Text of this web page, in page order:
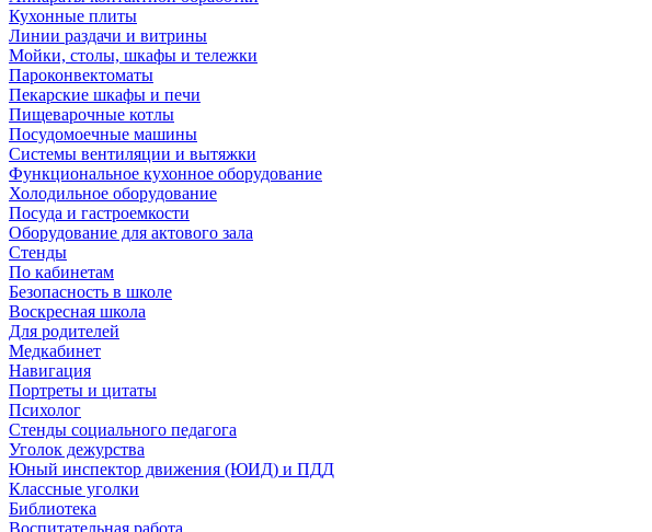
Кухонные плиты
Линии раздачи и витрины
Мойки, столы, шкафы и тележки
Пароконвектоматы
Пекарские шкафы и печи
Пищеварочные котлы
Посудомоечные машины
Системы вентиляции и вытяжки
Функциональное кухонное оборудование
Холодильное оборудование
Посуда и гастроемкости
Оборудование для актового зала
Стенды
По кабинетам
Безопасность в школе
Воскресная школа
Для родителей
Медкабинет
Навигация
Портреты и цитаты
Психолог
Стенды социального педагога
Уголок дежурства
Юный инспектор движения (ЮИД) и ПДД
Классные уголки
Библиотека
Воспитательная работа